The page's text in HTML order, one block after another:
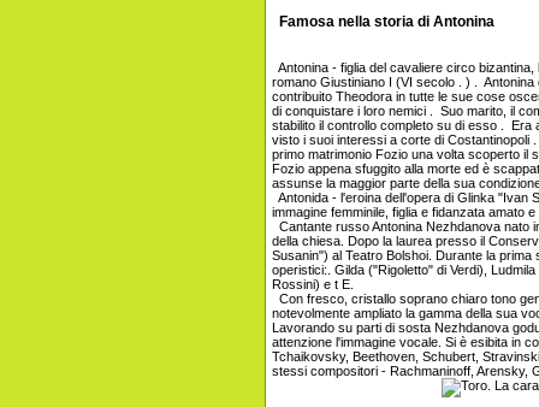
Famosa nella storia di Antonina
Antonina - figlia del cavaliere circo
romano Giustiniano I (VI secolo . ) .
contribuito Theodora in tutte le sue cose
di conquistare i loro nemici . Suo marito, il
stabilito il controllo completo su di esso . Era
visto i suoi interessi a corte di Costantinopoli
primo matrimonio Fozio una volta scoperto il
Fozio appena sfuggito alla morte ed è
assunse la maggior parte della sua
Antonida - l'eroina dell'opera di Glinka "Ivan
immagine femminile, figlia e fidanzata amato
Cantante russo Antonina Nezhdanova nato
della chiesa. Dopo la laurea presso il
Susanin") al Teatro Bolshoi. Durante la
operistici:. Gilda ("Rigoletto" di Verdi),
Rossini) e t E.
Con fresco, cristallo soprano chiaro tono
notevolmente ampliato la gamma della sua
Lavorando su parti di sosta Nezhdanova
attenzione l'immagine vocale. Si è esibita in
Tchaikovsky, Beethoven, Schubert,
stessi compositori - Rachmaninoff, Arensky,